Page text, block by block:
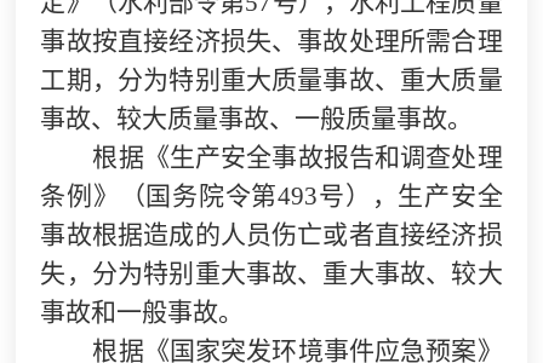
事故按直接经济损失、事故处理所需合理
工期，分为特别重大质量事故、重大质量
事故、较大质量事故、一般质量事故。
根据《生产安全事故报告和调查处理
条例》（国务院令第493号），生产安全
事故根据造成的人员伤亡或者直接经济损
失，分为特别重大事故、重大事故、较大
事故和一般事故。
根据《国家突发环境事件应急预案》